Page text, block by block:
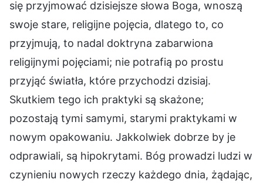
się przyjmować dzisiejsze słowa Boga, wnoszą
swoje stare, religijne pojęcia, dlatego to, co
przyjmują, to nadal doktryna zabarwiona
religijnymi pojęciami; nie potrafią po prostu
przyjąć światła, które przychodzi dzisiaj.
Skutkiem tego ich praktyki są skażone;
pozostają tymi samymi, starymi praktykami w
nowym opakowaniu. Jakkolwiek dobrze by je
odprawiali, są hipokrytami. Bóg prowadzi ludzi w
czynieniu nowych rzeczy każdego dnia, żądając,